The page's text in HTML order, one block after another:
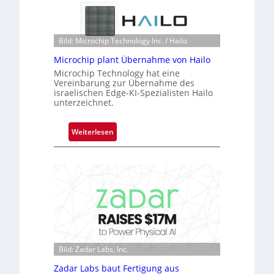
e
r
e
a
c
t
s
S
r
i
e
B
-
R
u
n
d
e
t
o
n
e
ü
b
e
r
n
i
m
m
r
k
V
i
s
Bild: Microchip Technology Inc. / Hailo
Microchip plant Übernahme von Hailo
Microchip Technology hat eine
Vereinbarung zur Übernahme des
israelischen Edge-KI-Spezialisten Hailo
unterzeichnet.
Weiterlesen:
M
o
c
h
i
Bild: Zadar Labs, Inc.
Zadar Labs baut Fertigung aus